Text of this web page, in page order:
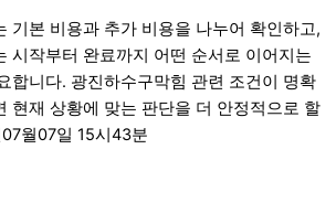
기본 비용과 추가 비용을 나누어 확인하고,
시작부터 완료까지 어떤 순서로 이어지는
합니다. 광진하수구막힘 관련 조건이 명확
현재 상황에 맞는 판단을 더 안정적으로 할
월07일 15시43분